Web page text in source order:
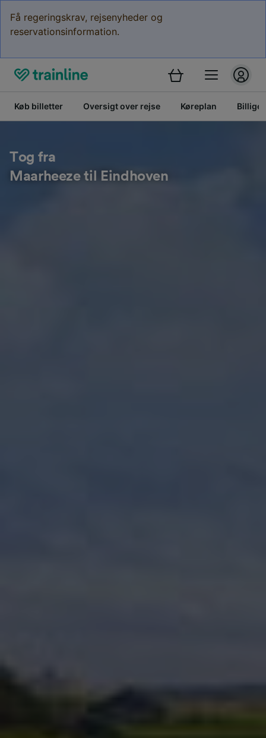
Få regeringskrav, rejsenyheder og
reservationsinformation.
Køb billetter Oversigt over rejse Køreplan Billige
Tog fra
Maarheeze til Eindhoven